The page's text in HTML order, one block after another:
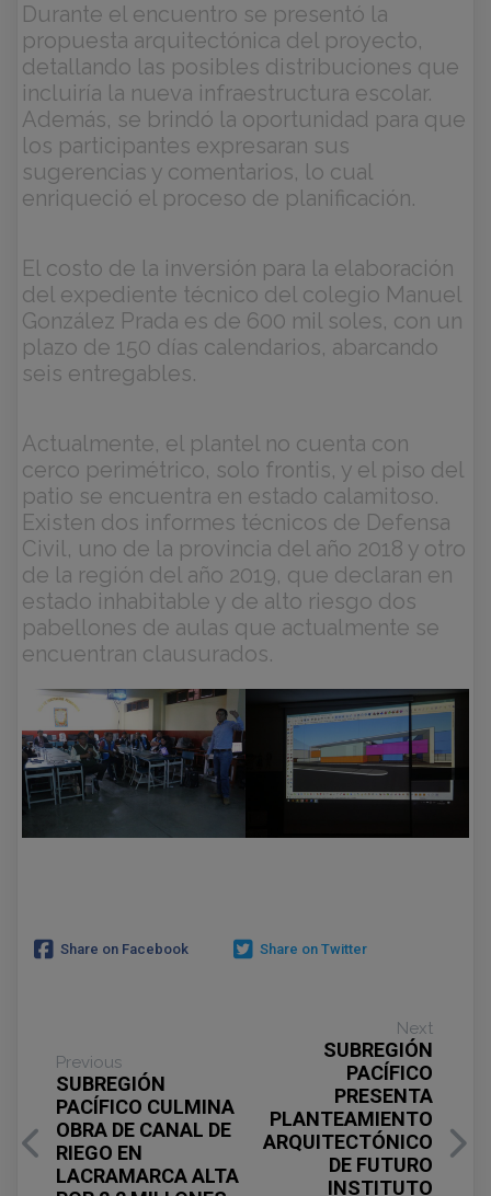
Durante el encuentro se presentó la
propuesta arquitectónica del proyecto,
detallando las posibles distribuciones que
incluiría la nueva infraestructura escolar.
Además, se brindó la oportunidad para que
los participantes expresaran sus
sugerencias y comentarios, lo cual
enriqueció el proceso de planificación.
El costo de la inversión para la elaboración
del expediente técnico del colegio Manuel
González Prada es de 600 mil soles, con un
plazo de 150 días calendarios, abarcando
seis entregables.
Actualmente, el plantel no cuenta con
cerco perimétrico, solo frontis, y el piso del
patio se encuentra en estado calamitoso.
Existen dos informes técnicos de Defensa
Civil, uno de la provincia del año 2018 y otro
de la región del año 2019, que declaran en
estado inhabitable y de alto riesgo dos
pabellones de aulas que actualmente se
encuentran clausurados.
Share on Facebook Share on Twitter
Previous
SUBREGIÓN
PACÍFICO CULMINA
OBRA DE CANAL DE
RIEGO EN
LACRAMARCA ALTA
Next
SUBREGIÓN
PACÍFICO
PRESENTA
PLANTEAMIENTO
ARQUITECTÓNICO
DE FUTURO
INSTITUTO